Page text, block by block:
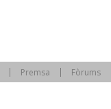
Premsa Fòrums